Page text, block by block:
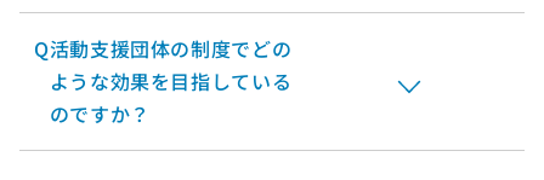
Q活動支援団体の制度でどの
ような効果を目指している
のですか？